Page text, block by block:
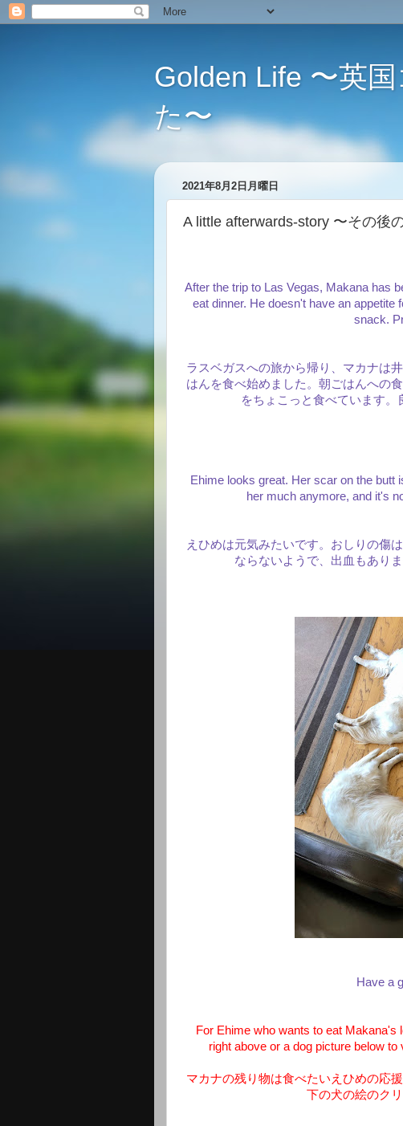
Golden Life 〜英
た〜
2021年8月2日月曜日
A little afterwards-story 〜その後
After the trip to Las Vegas, Makana has
eat dinner. He doesn't have an appetite
snack.
ラスベガスへの旅から帰り、マカナは
はんを食べ始めました。朝ごはんへの
をちょこっと食べています。
Ehime looks great. Her scar on the butt
her much anymore, and it's
えひめは元気みたいです。おしりの傷
ならないようで、出血もあり
Have a
For Ehime who wants to eat Makana's
right above or a dog picture below
マカナの残り物は食べたいえひめの応
下の犬の絵のク